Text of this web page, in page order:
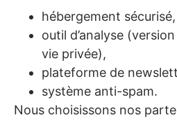
hébergement sécurisé,
outil d’analyse
vie privée),
plateforme de
système anti-spam.
Nous choisissons nos